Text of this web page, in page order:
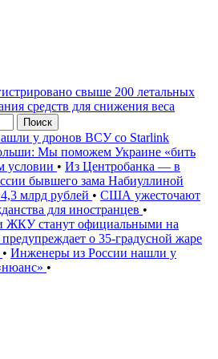
свыше 200 летальных
средств для снижения веса
Поиск
у дронов ВСУ со Starlink
Мы поможем Украине «бить
условии • Из Центробанка — в
бывшего зама Набиуллиной
млрд рублей • США ужесточают
для иностранцев •
ЖКУ станут официальными на
о 35-градусной жаре
• Инженеры из России нашли у
•